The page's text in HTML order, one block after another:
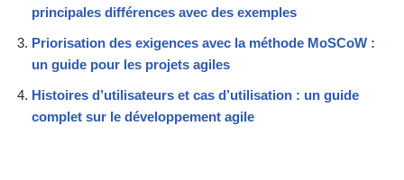
principales différences avec des exemples
Priorisation des exigences avec la méthode MoSCoW :
un guide pour les projets agiles
Histoires d’utilisateurs et cas d’utilisation : un guide
complet sur le développement agile